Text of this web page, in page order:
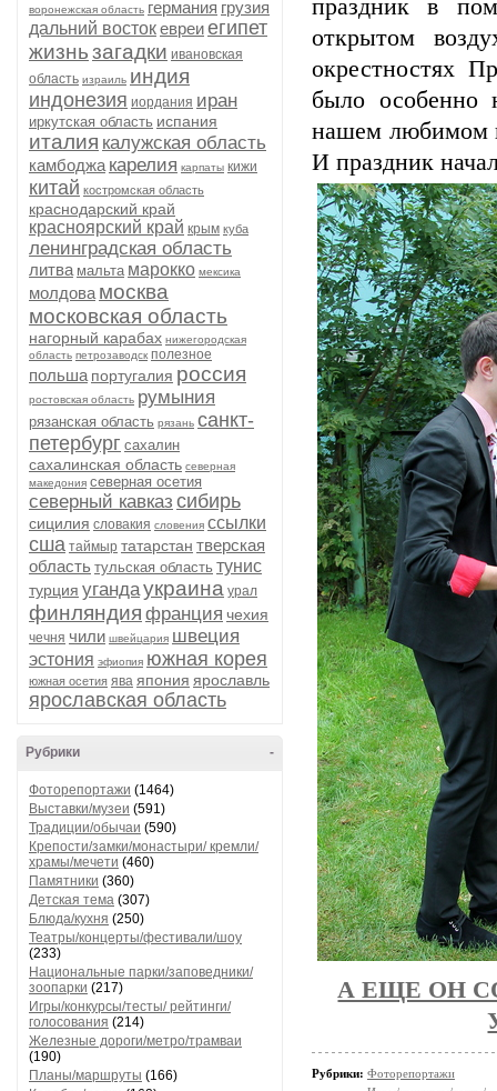
воронежская область германия грузия
дальний востокевреиегипет
жизньзагадки ивановская
область израиль индия
индонезия иордания иран
иркутская область испания
италия калужская область
камбоджа карелия карпаты кижи
китай костромская область
краснодарский край
красноярский край крым куба
ленинградская область
литва мальта марокко мексика
молдова москва
московская область
нагорный карабах нижегородская
область петрозаводск полезное
польша португалия россия
ростовская область румыния
рязанская область рязань санкт-
петербург сахалин
сахалинская область северная
македония северная осетия
северный кавказ сибирь
сицилия словакия словения ссылки
сша таймыр татарстан тверская
область тульская область тунис
турция угандаукраина урал
финляндия франция чехия
чечня чили швейцария швеция
эстония эфиопия южная корея
южная осетия ява япония ярославль
ярославская область
-
Рубрики
Фоторепортажи (1464)
Выставки/музеи (591)
Традиции/обычаи (590)
Крепости/замки/монастыри/ кремли/
храмы/мечети (460)
Памятники (360)
Детская тема (307)
Блюда/кухня (250)
Театры/концерты/фестивали/шоу
(233)
Национальные парки/заповедники/
зоопарки (217)
Игры/конкурсы/тесты/ рейтинги/
голосования (214)
Железные дороги/метро/трамваи
(190)
Планы/маршруты (166)
праздник в
открытом
окрестностях
было особенно
нашем любимом
И праздник
А ЕЩЕ ОН
Рубрики: Фоторепортажи